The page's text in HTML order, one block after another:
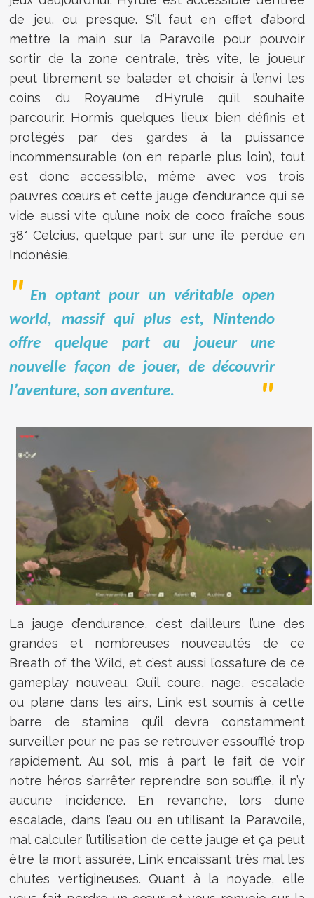
de jeu, ou presque. S’il faut en effet d’abord
mettre la main sur la Paravoile pour pouvoir
sortir de la zone centrale, très vite, le joueur
peut librement se balader et choisir à l’envi les
coins du Royaume d’Hyrule qu’il souhaite
parcourir. Hormis quelques lieux bien définis et
protégés par des gardes à la puissance
incommensurable (on en reparle plus loin), tout
est donc accessible, même avec vos trois
pauvres cœurs et cette jauge d’endurance qui se
vide aussi vite qu’une noix de coco fraîche sous
38° Celcius, quelque part sur une île perdue en
Indonésie.
En optant pour un véritable open
world, massif qui plus est, Nintendo
offre quelque part au joueur une
nouvelle façon de jouer, de découvrir
l’aventure, son aventure.
La jauge d’endurance, c’est d’ailleurs l’une des
grandes et nombreuses nouveautés de ce
Breath of the Wild, et c’est aussi l’ossature de ce
gameplay nouveau. Qu’il coure, nage, escalade
ou plane dans les airs, Link est soumis à cette
barre de stamina qu’il devra constamment
surveiller pour ne pas se retrouver essoufflé trop
rapidement. Au sol, mis à part le fait de voir
notre héros s’arrêter reprendre son souffle, il n’y
aucune incidence. En revanche, lors d’une
escalade, dans l’eau ou en utilisant la Paravoile,
mal calculer l’utilisation de cette jauge et ça peut
être la mort assurée, Link encaissant très mal les
chutes vertigineuses. Quant à la noyade, elle